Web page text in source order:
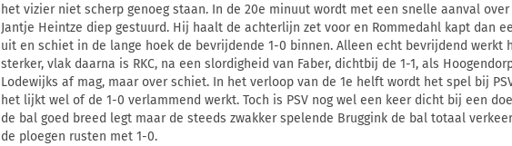
het vizier niet scherp genoeg staan. In de 20e minuut wordt met een snelle aanval
Jantje Heintze diep gestuurd. Hij haalt de achterlijn zet voor en Rommedahl kapt dan
uit en schiet in de lange hoek de bevrijdende 1-0 binnen. Alleen echt bevrijdend werkt
sterker, vlak daarna is RKC, na een slordigheid van Faber, dichtbij de 1-1, als
Lodewijks af mag, maar over schiet. In het verloop van de 1e helft wordt het spel bij
het lijkt wel of de 1-0 verlammend werkt. Toch is PSV nog wel een keer dicht bij een
de bal goed breed legt maar de steeds zwakker spelende Bruggink de bal totaal
de ploegen rusten met 1-0.